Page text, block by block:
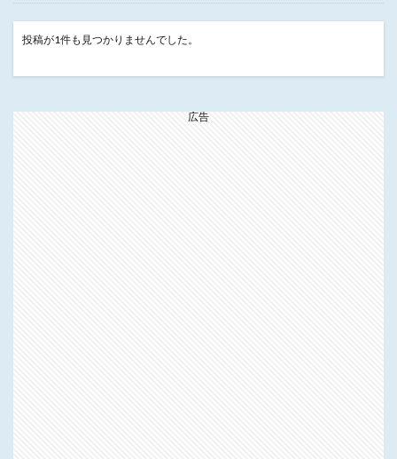
投稿が1件も見つかりませんでした。
広告